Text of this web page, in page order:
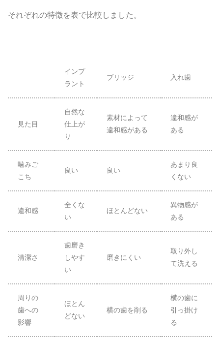
それぞれの特徴を表で比較しました。
インプ
ラント
ブリッジ 入れ歯
見た目
自然な
仕上が
り
素材によって
違和感がある
違和感が
ある
噛みご
こち
良い 良い
あまり良
くない
違和感
全くな
い
ほとんどない
異物感が
ある
清潔さ
歯磨き
しやす
い
磨きにくい
取り外し
て洗える
周りの
歯への
影響
ほとん
どない
横の歯を削る
横の歯に
引っ掛け
る